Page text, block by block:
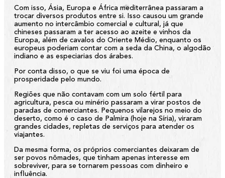
Com isso, Ásia, Europa e África mediterrânea passaram a
trocar diversos produtos entre si. Isso causou um grande
aumento no intercâmbio comercial e cultural, já que
chineses passaram a ter acesso ao azeite e vinhos da
Europa, além de cavalos do Oriente Médio, enquanto os
europeus poderiam contar com a seda da China, o algodão
indiano e as especiarias dos árabes.
Por conta disso, o que se viu foi uma época de
prosperidade pelo mundo.
Regiões que não contavam com um solo fértil para
agricultura, pesca ou minério passaram a virar postos de
paradas de comerciantes. Pequenos vilarejos no meio do
deserto, como é o caso de Palmira (hoje na Síria), viraram
grandes cidades, repletas de serviços para atender os
viajantes.
Da mesma forma, os próprios comerciantes deixaram de
ser povos nômades, que tinham apenas interesse em
sobreviver, para se tornarem pessoas com dinheiro e
influência.